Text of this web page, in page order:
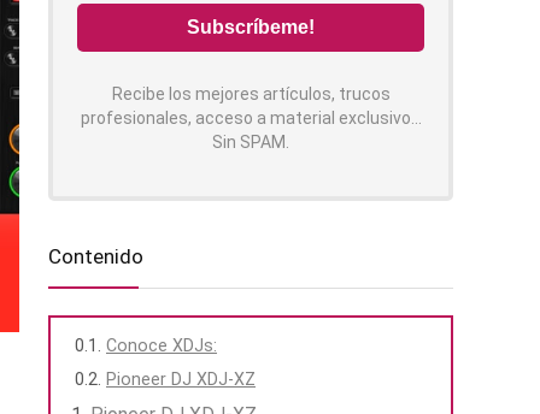
Recibe los mejores artículos, trucos
profesionales, acceso a material exclusivo...
Sin SPAM.
Contenido
Conoce XDJs:
Pioneer DJ XDJ-XZ